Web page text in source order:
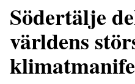
Södertälje
världens